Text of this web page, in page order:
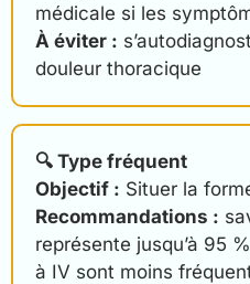
médicale si les
À éviter :
douleur thoracique
🔍 Type fréquent
Objectif : Situer la
Recommandations :
représente jusqu’à 95
à IV sont moins